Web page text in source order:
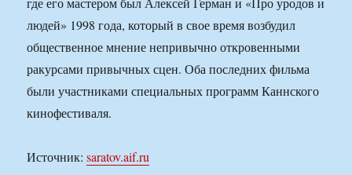
людей» 1998 года, который в свое время возбудил
общественное мнение непривычно откровенными
ракурсами привычных сцен. Оба последних фильма
были участниками специальных программ Каннского
кинофестиваля.
Источник:saratov.aif.ru